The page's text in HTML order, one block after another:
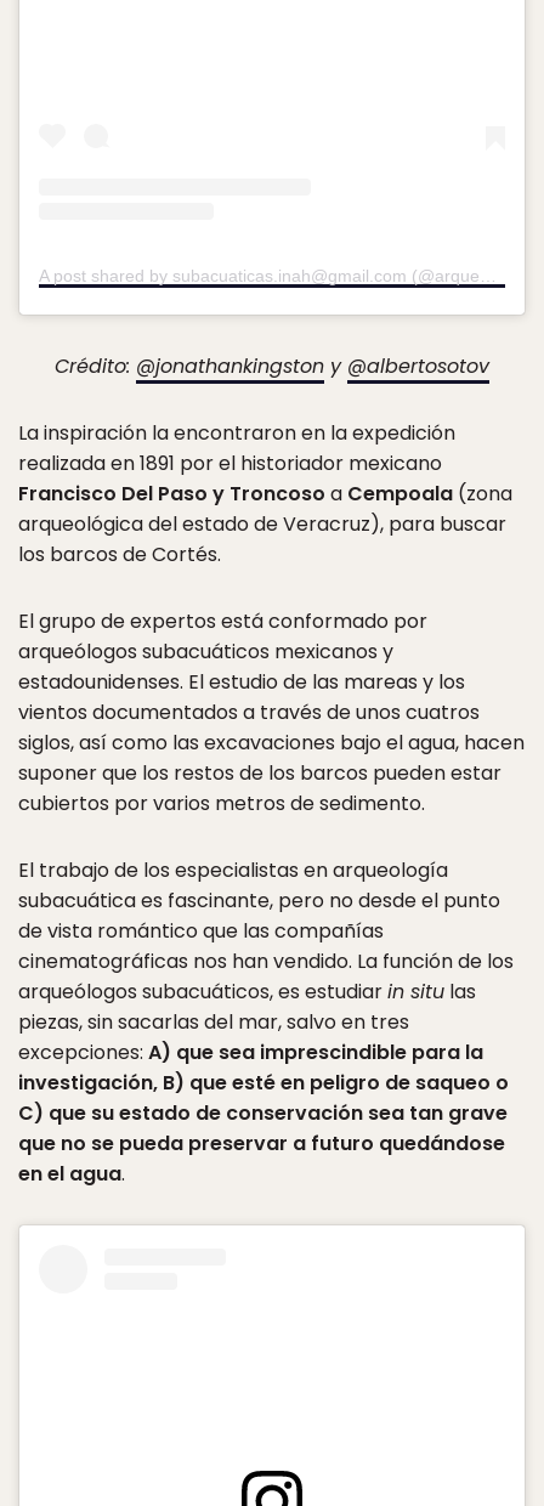
Crédito: @jonathankingston y @albertosotov
La inspiración la encontraron en la expedición
realizada en 1891 por el historiador mexicano
Francisco Del Paso y Troncoso a Cempoala (zona
arqueológica del estado de Veracruz), para buscar
los barcos de Cortés.
El grupo de expertos está conformado por
arqueólogos subacuáticos mexicanos y
estadounidenses. El estudio de las mareas y los
vientos documentados a través de unos cuatros
siglos, así como las excavaciones bajo el agua, hacen
suponer que los restos de los barcos pueden estar
cubiertos por varios metros de sedimento.
El trabajo de los especialistas en arqueología
subacuática es fascinante, pero no desde el punto
de vista romántico que las compañías
cinematográficas nos han vendido. La función de los
arqueólogos subacuáticos, es estudiarin situ las
piezas, sin sacarlas del mar, salvo en tres
excepciones: A) que sea imprescindible para la
investigación, B) que esté en peligro de saqueo o
C) que su estado de conservación sea tan grave
que no se pueda preservar a futuro quedándose
en el agua.